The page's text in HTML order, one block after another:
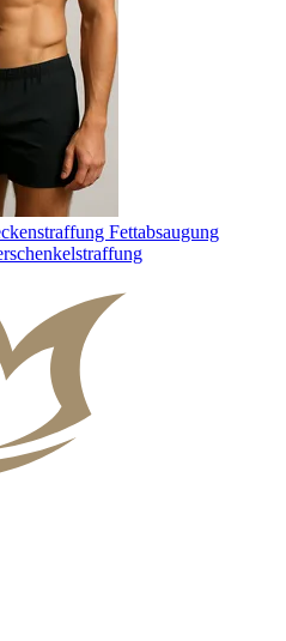
Fettabsaugung